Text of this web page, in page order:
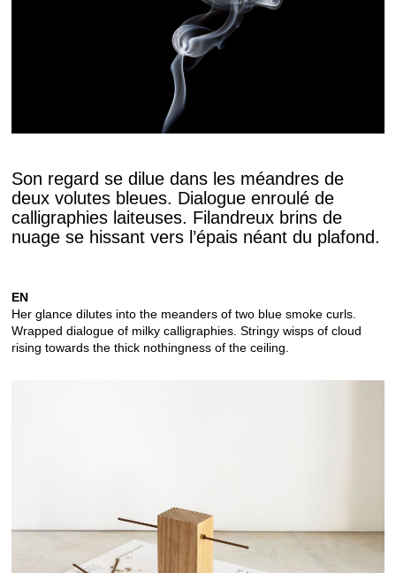
Son regard se dilue dans les méandres de
deux volutes bleues. Dialogue enroulé de
calligraphies laiteuses. Filandreux brins de
nuage se hissant vers l’épais néant du plafond.
EN
Her glance dilutes into the meanders of two blue smoke curls.
Wrapped dialogue of milky calligraphies. Stringy wisps of cloud
rising towards the thick nothingness of the ceiling.